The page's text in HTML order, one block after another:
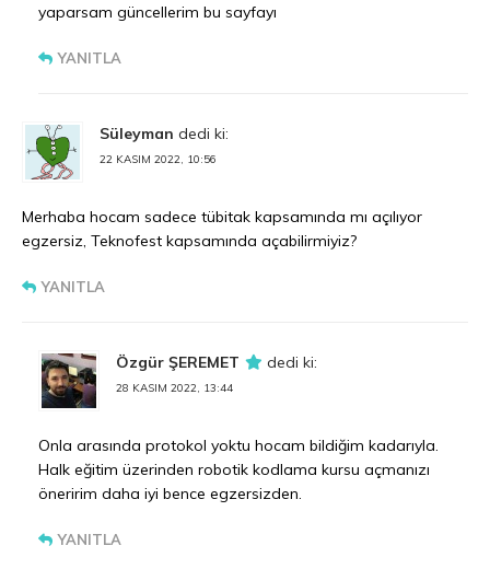
yaparsam güncellerim bu sayfayı
YANITLA
Süleyman dedi ki:
22 KASIM 2022, 10:56
Merhaba hocam sadece tübitak kapsamında mı açılıyor
egzersiz, Teknofest kapsamında açabilirmiyiz?
YANITLA
Özgür ŞEREMET dedi ki:
28 KASIM 2022, 13:44
Onla arasında protokol yoktu hocam bildiğim kadarıyla.
Halk eğitim üzerinden robotik kodlama kursu açmanızı
öneririm daha iyi bence egzersizden.
YANITLA